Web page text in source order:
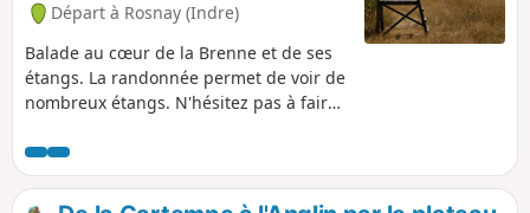
Départ à Rosnay (Indre)
Balade au cœur de la Brenne et de ses
étangs. La randonnée permet de voir de
nombreux étangs. N'hésitez pas à faire
celui de Gabriau.